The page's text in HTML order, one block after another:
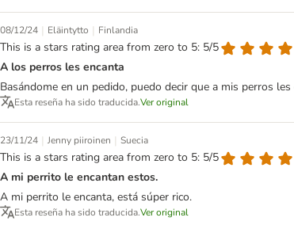
08/12/24 | Eläintytto | Finlandia
This is a stars rating area from zero to 5: 5/5
A los perros les encanta
Basándome en un pedido, puedo decir que a mis perros
Esta reseña ha sido traducida.Ver original
23/11/24 | Jenny piiroinen | Suecia
This is a stars rating area from zero to 5: 5/5
A mi perrito le encantan estos.
A mi perrito le encanta, está súper rico.
Esta reseña ha sido traducida.Ver original